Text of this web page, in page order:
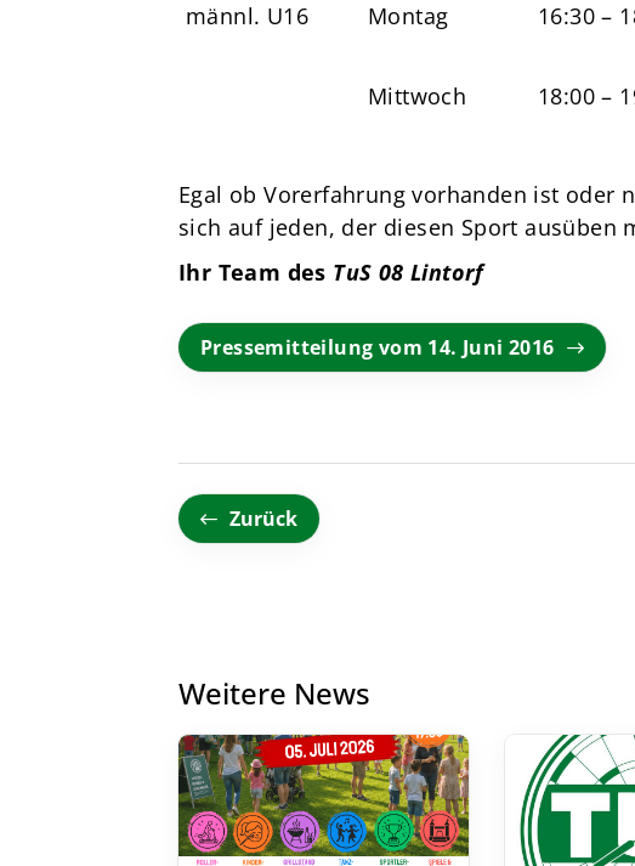
männl. U16
Montag 16:30 –
Mittwoch
18:00 –
Egal ob Vorerfahrung vorhanden ist oder
sich auf jeden, der diesen Sport ausüben
Ihr Team des TuS 08 Lintorf
Pressemitteilung vom 14. Juni 2016
Zurück
Weitere News